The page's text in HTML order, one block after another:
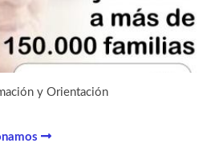
y Orientación